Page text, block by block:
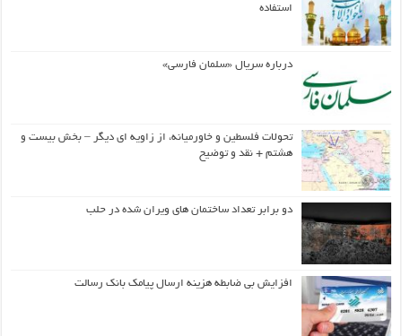
استفاده
درباره سریال «سلمان فارسی»
تحولات فلسطین و خاورمیانه، از زاویه ای دیگر – بخش بیست و
هشتم + نقد و توضیح
دو برابر تعداد ساختمان های ویران شده در حلب
افزایش بی ضابطه هزینه ارسال پیامک بانک رسالت